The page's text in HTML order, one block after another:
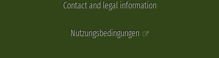
Contact and legal information
Nutzungsbedingungen